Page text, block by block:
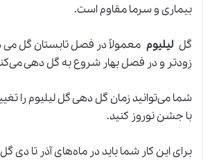
بیماری و سرما مقاوم است.
گل لیلیوم معمولاً در فصل تابستان گل می
زودتر و در فصل بهار شروع به گل دهی
شما می‌توانید زمان گل دهی گل ليليوم را
با جشن نوروز کنید.
برای این کار شما باید در ماه‌های آذر تا دی گل